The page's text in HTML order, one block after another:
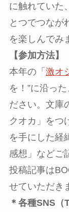
に触れていた
とつでつなが
を楽しんでみ
【参加方法】
本年の「 激オ
を！”に沿っ
ださい。文庫
クオカ」をつ
を手にした経
感想」などご
投稿記事は
せていただき
＊各種SNS